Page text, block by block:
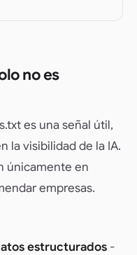
no es
es una señal útil,
la visibilidad de la IA.
únicamente en
empresas.
estructurados -